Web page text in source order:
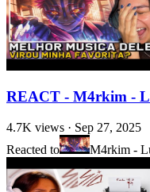
REACT - M4rkim -
4.7K views · Sep 27, 2025
Reacted to
M4rkim -